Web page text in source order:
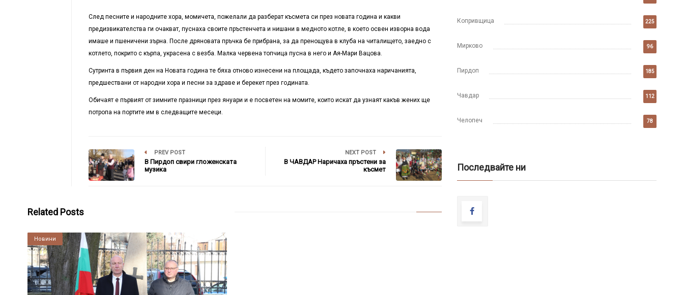
След песните и народните хора, момичета, пожелали да разберат късмета си през новата година и какви
предизвикателства ги очакват, пуснаха своите пръстенчета и нишани в медното котле, в което освен изворна вода
имаше и пшеничени зърна. После дряновата пръчка бе прибрана, за да пренощува в клуба на читалището, заедно с
котлето, покрито с кърпа, украсена с везба. Малка червена топчица пусна в него и Ая-Мари Вацова.
Сутринта в първия ден на Новата година те бяха отново изнесени на площада, където започнаха наричанията,
предшествани от народни хора и песни за здраве и берекет през годината.
Обичаят е първият от зимните празници през януари и е посветен на момите, които искат да узнаят какъв жених ще
потропа на портите им в следващите месеци.
PREV POST
В Пирдоп свири гложенската
музика
NEXT POST
В ЧАВДАР Наричаха пръстени за
късмет
Related Posts
Култура
Новини
Копривщица 225
Мирково 96
Пирдоп 185
Чавдар 112
Челопеч 78
Последвайте ни